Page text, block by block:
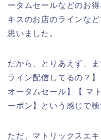
ータムセールなどのお
キスのお店のラインな
思いました。
だから、とりあえず、
ライン配信してるの？
オータムセール】【 マ
ーポン】という感じで
ただ、マトリックスエ